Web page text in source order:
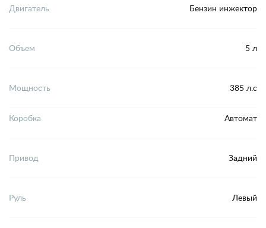
Двигатель Бензин инжектор
Объем 5 л
Мощность 385 л.с
Коробка Автомат
Привод Задний
Руль Левый